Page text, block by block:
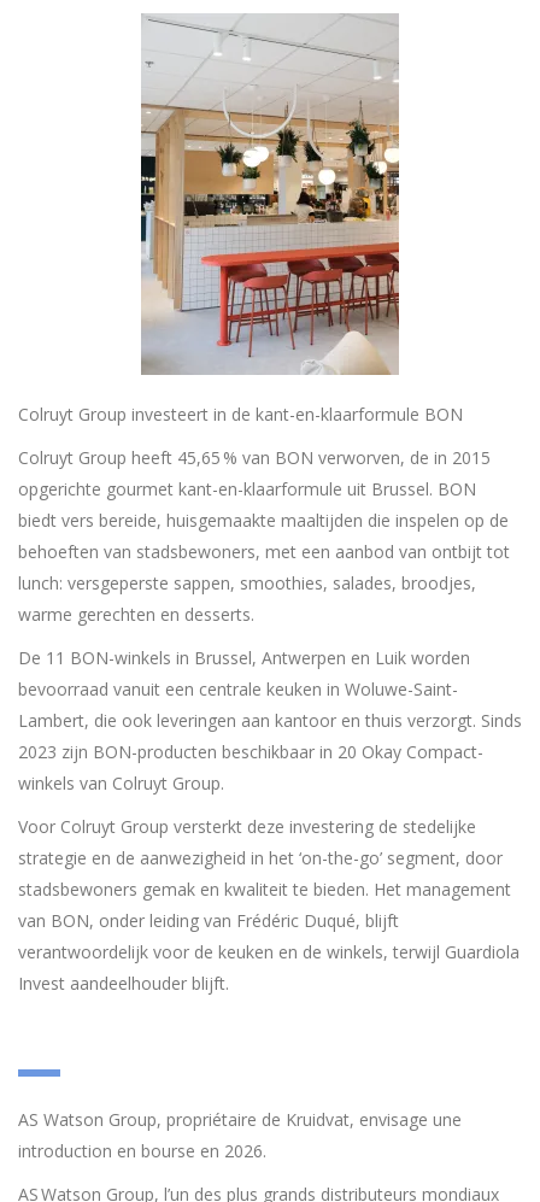
Colruyt Group investeert in de kant-en-klaarformule BON
Colruyt Group heeft 45,65 % van BON verworven, de in 2015
opgerichte gourmet kant-en-klaarformule uit Brussel. BON
biedt vers bereide, huisgemaakte maaltijden die inspelen op de
behoeften van stadsbewoners, met een aanbod van ontbijt tot
lunch: versgeperste sappen, smoothies, salades, broodjes,
warme gerechten en desserts.
De 11 BON-winkels in Brussel, Antwerpen en Luik worden
bevoorraad vanuit een centrale keuken in Woluwe-Saint-
Lambert, die ook leveringen aan kantoor en thuis verzorgt. Sinds
2023 zijn BON-producten beschikbaar in 20 Okay Compact-
winkels van Colruyt Group.
Voor Colruyt Group versterkt deze investering de stedelijke
strategie en de aanwezigheid in het ‘on-the-go’ segment, door
stadsbewoners gemak en kwaliteit te bieden. Het management
van BON, onder leiding van Frédéric Duqué, blijft
verantwoordelijk voor de keuken en de winkels, terwijl Guardiola
Invest aandeelhouder blijft.
AS Watson Group, propriétaire de Kruidvat, envisage une
introduction en bourse en 2026.
AS Watson Group, l’un des plus grands distributeurs mondiaux